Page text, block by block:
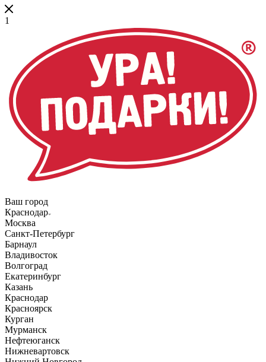
1
Ваш город
Краснодар
Москва
Санкт-Петербург
Барнаул
Владивосток
Волгоград
Екатеринбург
Казань
Краснодар
Красноярск
Курган
Мурманск
Нефтеюганск
Нижневартовск